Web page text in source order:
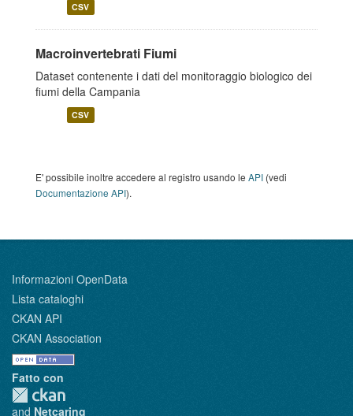
CSV
Macroinvertebrati Fiumi
Dataset contenente i dati del monitoraggio biologico dei
fiumi della Campania
CSV
E' possibile inoltre accedere al registro usando le API (vedi
Documentazione API).
Informazioni OpenData
Lista cataloghi
CKAN API
CKAN Association
Fatto con
and Netcaring